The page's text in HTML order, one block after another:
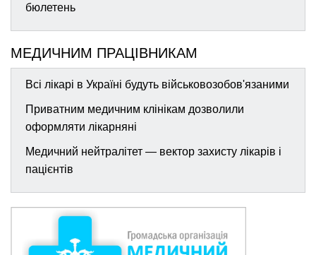
бюлетень
МЕДИЧНИМ ПРАЦІВНИКАМ
Всі лікарі в Україні будуть військовозобов'язаними
Приватним медичним клінікам дозволили
оформляти лікарняні
Медичний нейтралітет — вектор захисту лікарів і
пацієнтів